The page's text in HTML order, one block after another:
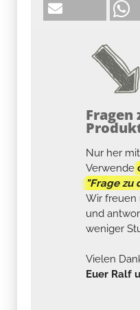
Fragen
Nur her
Verwende
"Frage zu
Wir freuen
und
weniger
Vielen
Euer Ralf